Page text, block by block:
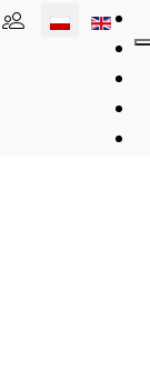
Wybierz swój